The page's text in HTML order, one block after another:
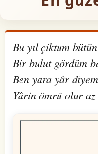
Bu yıl çiktum
Bir bulut gördüm
Ben yara yâr
Yârin ömrü olur az